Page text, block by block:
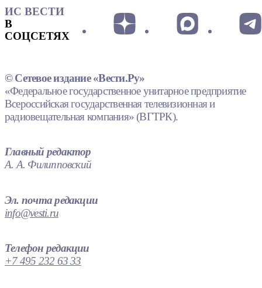
ИС ВЕСТИ
В
СОЦСЕТЯХ
© Сетевое издание «Вести.Ру»
«Федеральное государственное унитарное предприятие
Всероссийская государственная телевизионная и
радиовещательная компания» (ВГТРК).
Главный редактор
А. А. Филипповский
Эл. почта редакции
info@vesti.ru
Телефон редакции
+7 495 232 63 33